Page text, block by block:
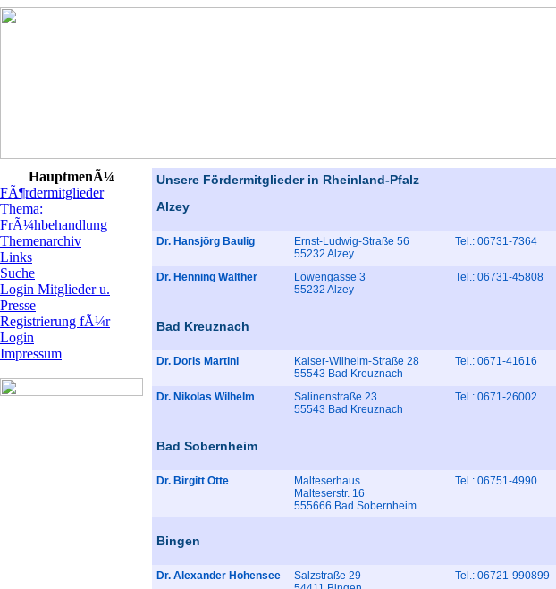
HauptmenÃ¼
FÃ¶rdermitglieder
Thema:
FrÃ¼hbehandlung
Themenarchiv
Links
Suche
Login Mitglieder u.
Presse
Registrierung fÃ¼r
Login
Impressum